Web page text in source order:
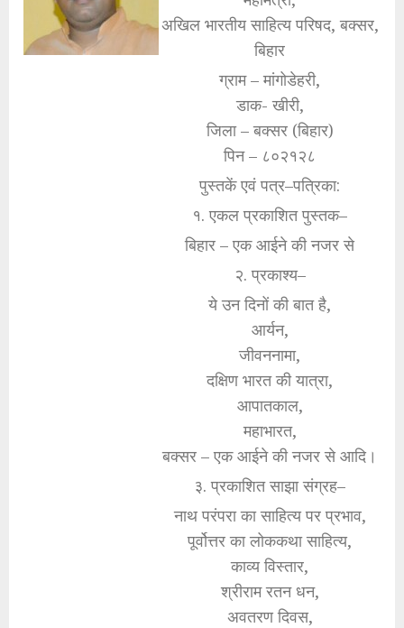
अखिल भारतीय साहित्य परिषद, बक्सर,
बिहार
ग्राम – मांगोडेहरी,
डाक- खीरी,
जिला – बक्सर (बिहार)
पिन – ८०२१२८
पुस्तकें एवं पत्र–पत्रिका:
१. एकल प्रकाशित पुस्तक–
बिहार – एक आईने की नजर से
२. प्रकाश्य–
ये उन दिनों की बात है,
आर्यन,
जीवननामा,
दक्षिण भारत की यात्रा,
आपातकाल,
महाभारत,
बक्सर – एक आईने की नजर से आदि।
३. प्रकाशित साझा संग्रह–
नाथ परंपरा का साहित्य पर प्रभाव,
पूर्वोत्तर का लोककथा साहित्य,
काव्य विस्तार,
श्रीराम रतन धन,
अवतरण दिवस,